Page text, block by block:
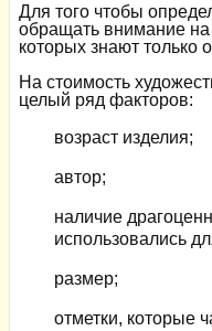
Для того чтобы
обращать внимание
которых знают только
На стоимость
целый ряд факторов:
возраст изделия;
автор;
наличие
использовались
размер;
отметки, которые